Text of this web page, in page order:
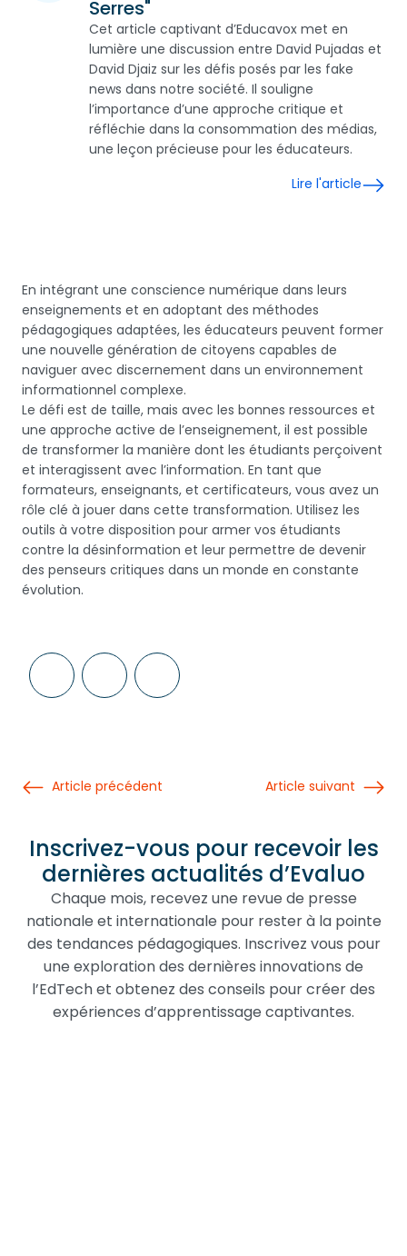
Serres"
Cet article captivant d’Educavox met en
lumière une discussion entre David Pujadas et
David Djaiz sur les défis posés par les fake
news dans notre société. Il souligne
l’importance d’une approche critique et
réfléchie dans la consommation des médias,
une leçon précieuse pour les éducateurs.
Lire l'article
En intégrant une conscience numérique dans leurs
enseignements et en adoptant des méthodes
pédagogiques adaptées, les éducateurs peuvent former
une nouvelle génération de citoyens capables de
naviguer avec discernement dans un environnement
informationnel complexe.
Le défi est de taille, mais avec les bonnes ressources et
une approche active de l’enseignement, il est possible
de transformer la manière dont les étudiants perçoivent
et interagissent avec l’information. En tant que
formateurs, enseignants, et certificateurs, vous avez un
rôle clé à jouer dans cette transformation. Utilisez les
outils à votre disposition pour armer vos étudiants
contre la désinformation et leur permettre de devenir
des penseurs critiques dans un monde en constante
évolution.
Article précédent Article suivant
Inscrivez-vous pour recevoir les
dernières actualités d’Evaluo
Chaque mois, recevez une revue de presse
nationale et internationale pour rester à la pointe
des tendances pédagogiques. Inscrivez vous pour
une exploration des dernières innovations de
l’EdTech et obtenez des conseils pour créer des
expériences d’apprentissage captivantes.